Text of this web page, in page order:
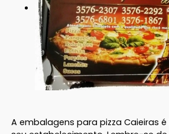
A embalagens para pizza Caieiras